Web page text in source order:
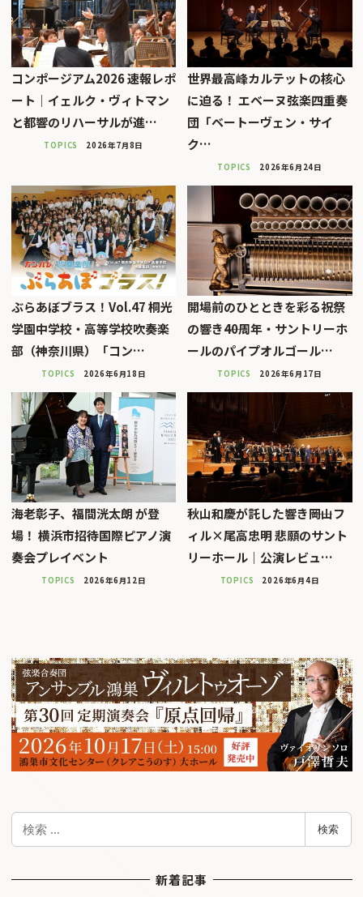
コンポージアム2026 速報レポ
ート｜イェルク・ヴィトマン
と都響のリハーサルが進…
TOPICS 2026年7月8日
世界最高峰カルテットの核心
に迫る！ エベーヌ弦楽四重奏
団「ベートーヴェン・サイ
ク…
TOPICS 2026年6月24日
ぶらあぼブラス！Vol.47 桐光
学園中学校・高等学校吹奏楽
部（神奈川県）「コン…
TOPICS 2026年6月18日
開場前のひとときを彩る祝祭
の響き――40周年・サントリーホ
ールのパイプオルゴール…
TOPICS 2026年6月17日
海老彰子、福間洸太朗 が登
場！ 横浜市招待国際ピアノ演
奏会プレイベント
TOPICS 2026年6月12日
秋山和慶が託した響き――岡山フ
ィル×尾高忠明 悲願のサント
リーホール｜公演レビュ…
TOPICS 2026年6月4日
検索
新着記事